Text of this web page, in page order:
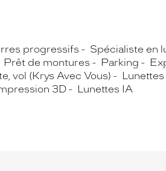
progressifs
Spécialiste en
Prêt de montures Parking
vol (Krys Avec Vous)
3D
Lunettes IA